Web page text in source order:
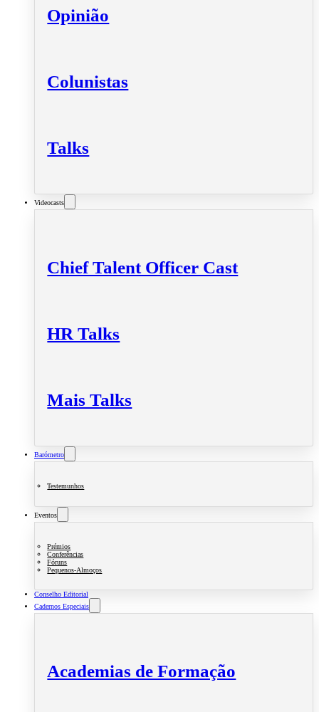
Opinião
Colunistas
Talks
Videocasts
Chief Talent Officer Cast
HR Talks
Mais Talks
Barómetro
Testemunhos
Eventos
Prémios
Conferências
Fóruns
Pequenos-Almoços
Conselho Editorial
Cadernos Especiais
Academias de Formação